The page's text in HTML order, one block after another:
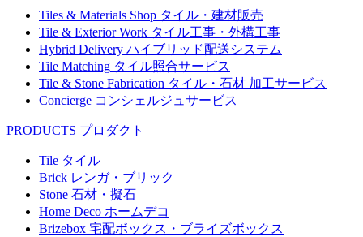
Tiles & Materials Shop タイル・建材販売
Tile & Exterior Work タイル工事・外構工事
Hybrid Delivery ハイブリッド配送システム
Tile Matching タイル照合サービス
Tile & Stone Fabrication タイル・石材 加工サービス
Concierge コンシェルジュサービス
PRODUCTS プロダクト
Tile タイル
Brick レンガ・ブリック
Stone 石材・擬石
Home Deco ホームデコ
Brizebox 宅配ボックス・ブライズボックス